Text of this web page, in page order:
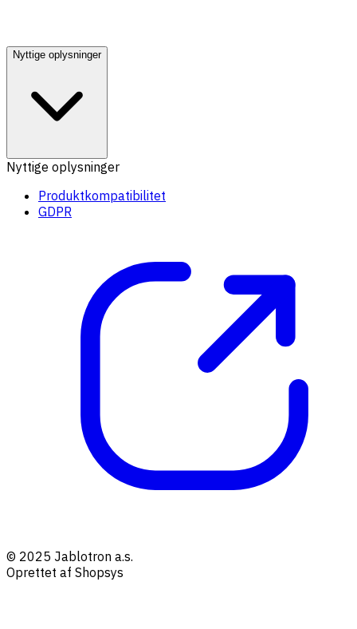
Nyttige oplysninger
Nyttige oplysninger
Produktkompatibilitet
GDPR
© 2025 Jablotron a.s.
Oprettet af Shopsys